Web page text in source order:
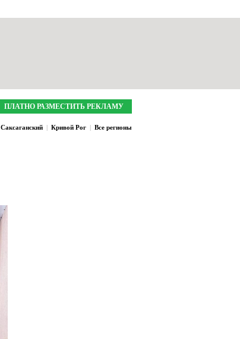
ПЛАТНО РАЗМЕСТИТЬ РЕКЛАМУ
Саксаганский | Кривой Рог | Все регионы